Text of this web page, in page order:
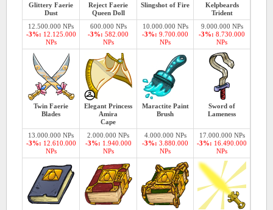
Glittery Faerie
Dust
Reject Faerie
Queen Doll
Slingshot of Fire
Kelpbeards
Trident
12.500.000 NPs
-3%: 12.125.000
NPs
600.000 NPs
-3%: 582.000
NPs
10.000.000 NPs
-3%: 9.700.000
NPs
9.000.000 NPs
-3%: 8.730.000
NPs
Twin Faerie
Blades
Elegant Princess
Amira
Cape
Maractite Paint
Brush
Sword of
Lameness
13.000.000 NPs
-3%: 12.610.000
NPs
2.000.000 NPs
-3%: 1.940.000
NPs
4.000.000 NPs
-3%: 3.880.000
NPs
17.000.000 NPs
-3%: 16.490.000
NPs